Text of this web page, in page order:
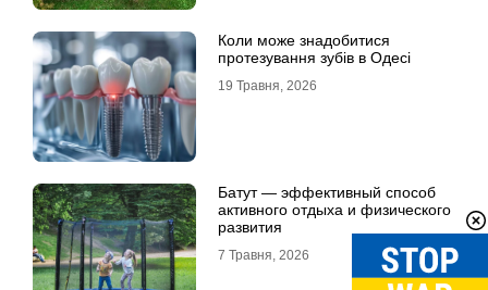
Коли може знадобитися
протезування зубів в Одесі
19 Травня, 2026
Батут — эффективный способ
активного отдыха и физического
развития
7 Травня, 2026